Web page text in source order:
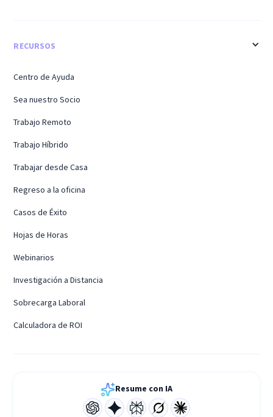
RECURSOS
Centro de Ayuda
Sea nuestro Socio
Trabajo Remoto
Trabajo Híbrido
Trabajar desde Casa
Regreso a la oficina
Casos de Éxito
Hojas de Horas
Webinarios
Investigación a Distancia
Sobrecarga Laboral
Calculadora de ROI
Resume con IA